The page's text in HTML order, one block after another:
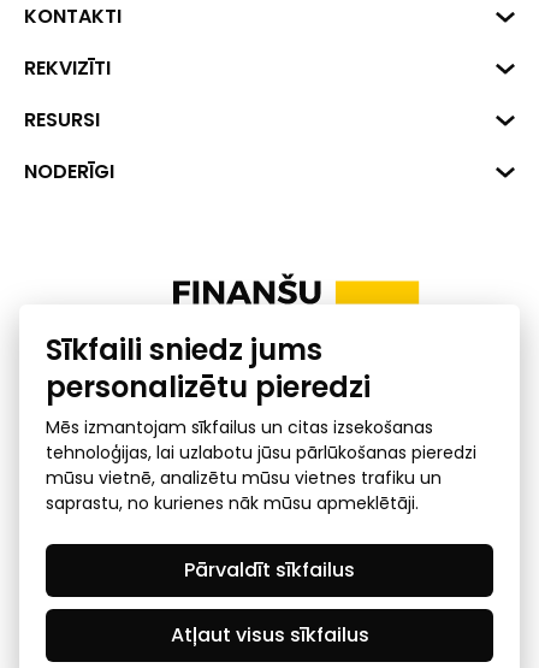
KONTAKTI
Biznesa centrs "VERDE" Roberta
1045
+371 287 18175
REKVIZĪTI
Reģ. Nr. 40008002175
Banka: SEB Banka
RESURSI
Dati
Uzņēmumu kredītspējas kalkulators
NODERĪGI
Ombuds
Privātuma politika
GDPR subjekta piekļuves
pieprasījums
© 2026 Latvijas Finanšu nozares asociācija - visas tiesības
rezervētas
Sīkfaili sniedz jums
personalizētu pieredzi
Mēs izmantojam sīkfailus un citas izsekošanas
tehnoloģijas, lai uzlabotu jūsu pārlūkošanas pieredzi
mūsu vietnē, analizētu mūsu vietnes trafiku un
saprastu, no kurienes nāk mūsu apmeklētāji.
Atļaut visus sīkfailus
Pārvaldīt sīkfailus